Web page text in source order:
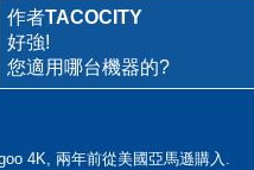
作者TACOCITY
好強!
您適用哪台機器的?
4K, 兩年前從美國亞馬遜購入.